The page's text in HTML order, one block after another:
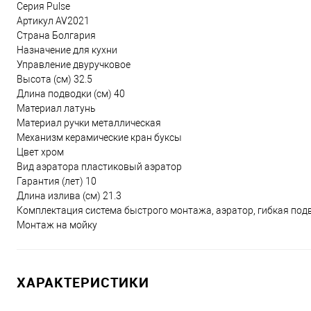
Серия Pulse
Артикул AV2021
Страна Болгария
Назначение для кухни
Управление двуручковое
Высота (см) 32.5
Длина подводки (см) 40
Материал латунь
Материал ручки металлическая
Механизм керамические кран буксы
Цвет хром
Вид аэратора пластиковый аэратор
Гарантия (лет) 10
Длина излива (см) 21.3
Комплектация система быстрого монтажа, аэратор, гибкая
Монтаж на мойку
ХАРАКТЕРИСТИКИ